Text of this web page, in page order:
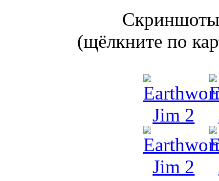
(щёлкните по